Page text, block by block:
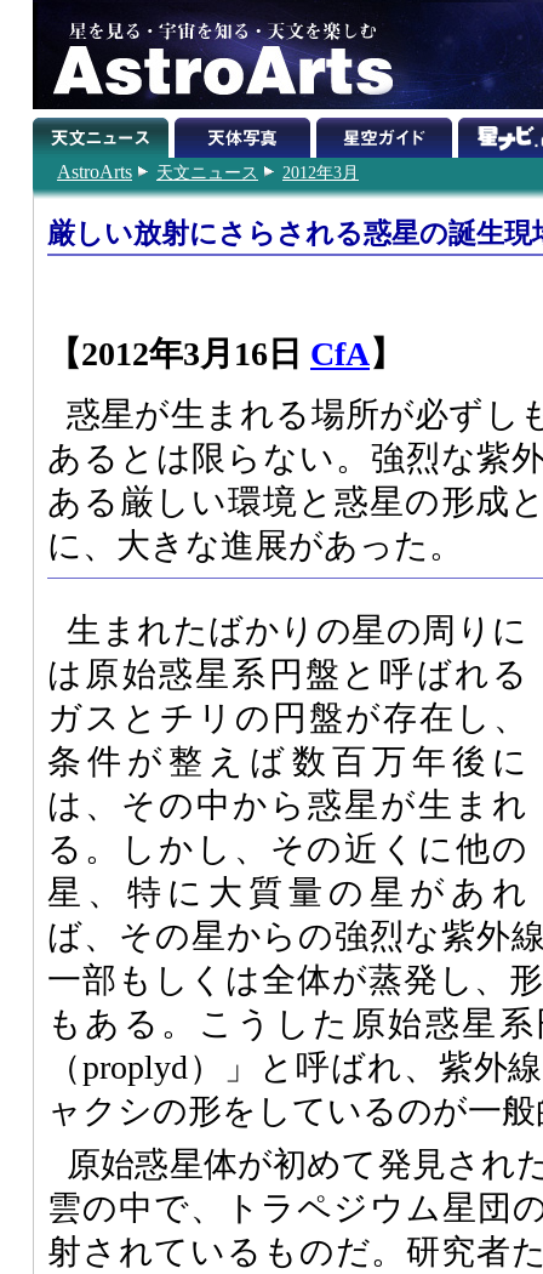
AstroArts 天文ニュース 2012年3月
厳しい放射にさらされる惑星の誕生現
【2012年3月16日 CfA】
惑星が生まれる場所が必ずし
あるとは限らない。強烈な紫
ある厳しい環境と惑星の形成
に、大きな進展があった。
生まれたばかりの星の周りに
は原始惑星系円盤と呼ばれる
ガスとチリの円盤が存在し、
条件が整えば数百万年後に
は、その中から惑星が生まれ
る。しかし、その近くに他の
星、特に大質量の星があれ
ば、その星からの強烈な紫外
一部もしくは全体が蒸発し、
もある。こうした原始惑星
（proplyd）」と呼ばれ、紫外
ャクシの形をしているのが一
原始惑星体が初めて発見され
雲の中で、トラペジウム星団
射されているものだ。研究者